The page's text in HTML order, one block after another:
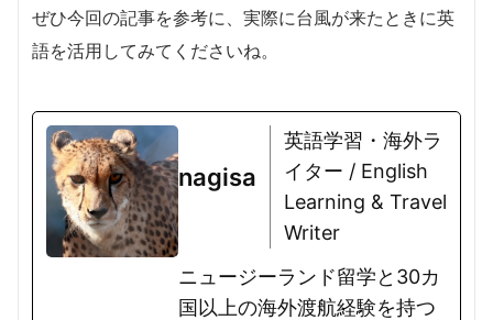
ぜひ今回の記事を参考に、実際に台風が来たときに英
語を活用してみてくださいね。
nagisa
英語学習・海外ラ
イター / English
Learning & Travel
Writer
ニュージーランド留学と30カ
国以上の海外渡航経験を持つ